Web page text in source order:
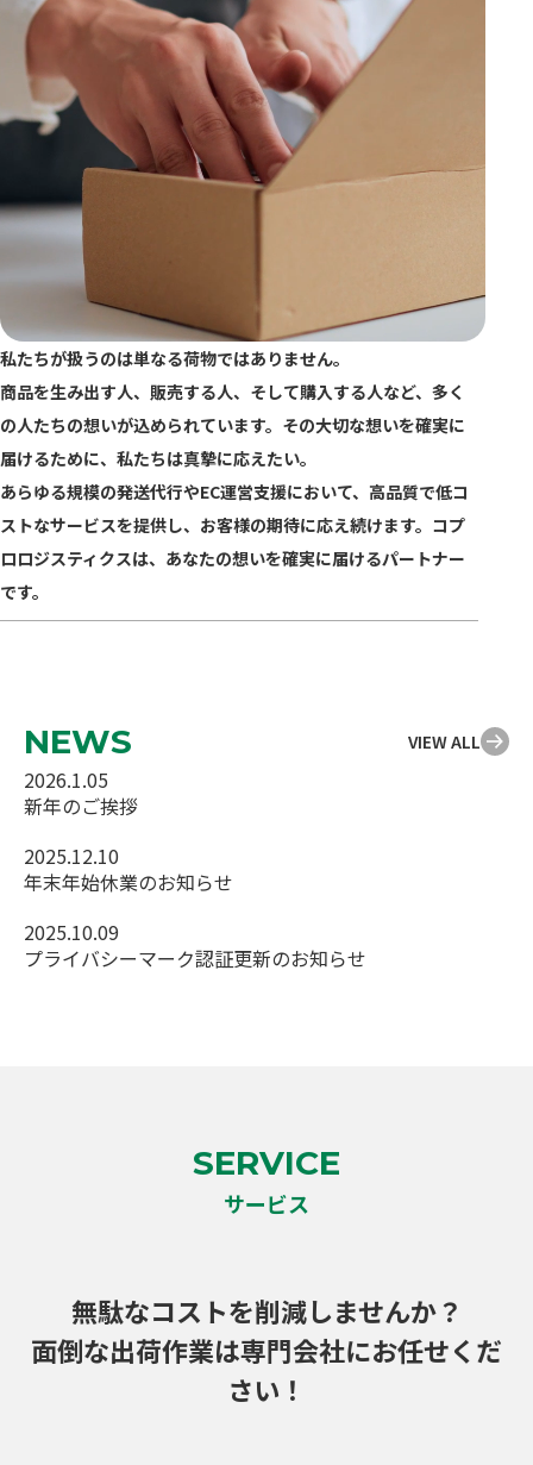
私たちが扱うのは単なる荷物ではありません。
商品を生み出す人、販売する人、そして購入する人など、多く
の人たちの想いが込められています。その大切な想いを確実に
届けるために、私たちは真摯に応えたい。
あらゆる規模の発送代行やEC運営支援において、高品質で低コ
ストなサービスを提供し、お客様の期待に応え続けます。コプ
ロロジスティクスは、あなたの想いを確実に届けるパートナー
です。
NEWS VIEW ALL
2026.1.05
新年のご挨拶
2025.12.10
年末年始休業のお知らせ
2025.10.09
プライバシーマーク認証更新のお知らせ
SERVICE
サービス
無駄なコストを削減しませんか？
面倒な出荷作業は専門会社にお任せくだ
さい！